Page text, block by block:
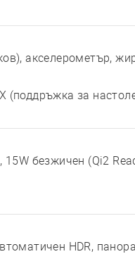
акселерометър,
(поддръжка за
15W безжичен (Qi2
HDR,